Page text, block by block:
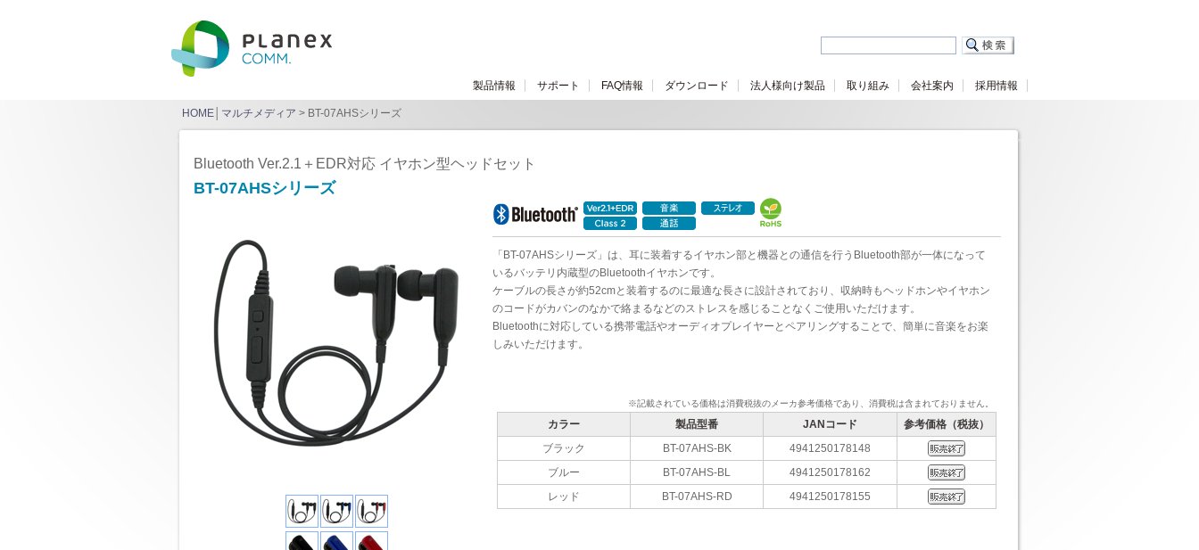
製品情報 サポート FAQ情報 ダウンロード 法人様向け製品 取り組み 会社案内 採用情報
HOME マルチメディア > BT-07AHSシリーズ
Bluetooth Ver.2.1＋EDR対応 イヤホン型ヘッドセット
BT-07AHSシリーズ
「BT-07AHSシリーズ」は、耳に装着するイヤホン部と機器との通信を行うBluetooth部が一体になって
いるバッテリ内蔵型のBluetoothイヤホンです。
ケーブルの長さが約52cmと装着するのに最適な長さに設計されており、収納時もヘッドホンやイヤホン
のコードがカバンのなかで絡まるなどのストレスを感じることなくご使用いただけます。
Bluetoothに対応している携帯電話やオーディオプレイヤーとペアリングすることで、簡単に音楽をお楽
しみいただけます。
※記載されている価格は消費税抜のメーカ参考価格であり、消費税は含まれておりません。
カラー 製品型番 JANコード
参考価格（税抜）
ブラック
BT-07AHS-BK
4941250178148
ブルー
BT-07AHS-BL
4941250178162
レッド
BT-07AHS-RD 4941250178155